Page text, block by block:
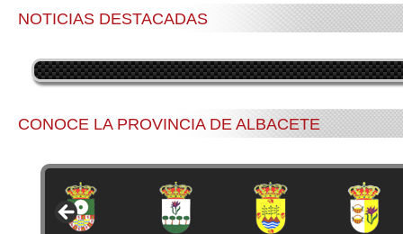
NOTICIAS DESTACADAS
CONOCE LA PROVINCIA DE ALBACETE